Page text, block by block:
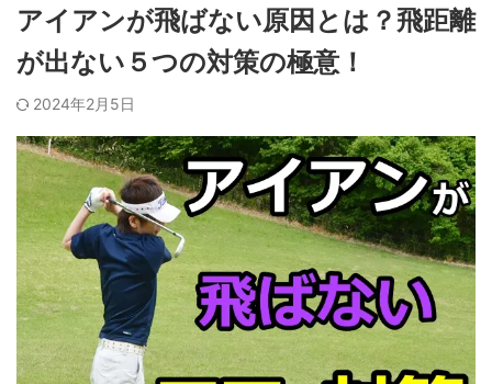
アイアンが飛ばない原因とは？飛距離
が出ない５つの対策の極意！
2024年2月5日